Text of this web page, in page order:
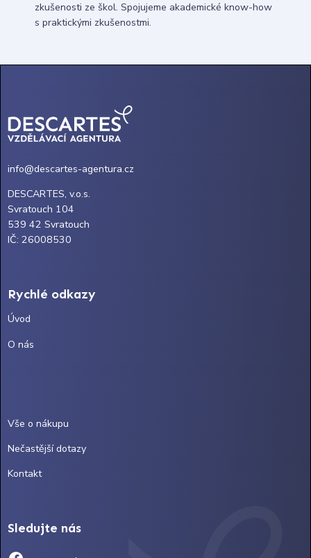
zkušenosti ze škol. Spojujeme akademické know-how
s praktickými zkušenostmi.
info@descartes-agentura.cz
DESCARTES, v.o.s.
Svratouch 104
539 42 Svratouch
IČ: 26008530
Rychlé odkazy
Úvod
O nás
Vše o nákupu
Nečastější dotazy
Kontakt
Sledujte nás